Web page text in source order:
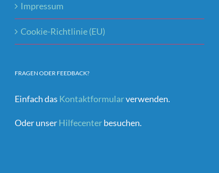
Impressum
Cookie-Richtlinie (EU)
FRAGEN ODER FEEDBACK?
Einfach das Kontaktformularverwenden.
Oder unserHilfecenterbesuchen.